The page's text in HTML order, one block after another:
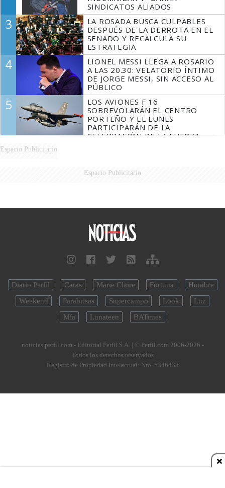
SINDICATOS ALIADOS
3
LA ROSADA BUSCA CULPABLES
DESPUÉS DE LA DERROTA EN EL
SENADO Y RECALCULA SU
ESTRATEGIA
4
LIONEL MESSI LLEGA A ROSARIO
A LAS 20.30: VELATORIO ÍNTIMO
DE JORGE MESSI, SIN ACCESO AL
PÚBLICO
5
LOS AVIONES F 16
SOBREVOLARÁN EL CENTRO
PORTEÑO Y EL LUNES
PARTICIPARÁN DE LA
CELEBRACIÓN DE LA FUERZA
Espacio Publicitario
Espacio Publicitario
Diario Perfil Caras Marie Claire Fortuna
Hombre
Weekend
Parabrisas Supercampo Look
Luz
Mía
Lunateen BATimes
noticias.perfil.com - Editorial Perfil S.A. | © Perfil.com 2006-2026 -
Todos los derechos reservados
Registro de Propiedad Intelectual: Nro. 5346433